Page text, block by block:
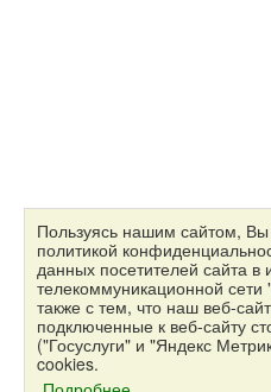
Пользуясь нашим сайтом, Вы
политикой
данных посетителей сайта
телекоммуникационной сети
также с тем, что наш веб-
подключенные к веб-сайту
("Госуслуги" и "Яндекс
cookies.